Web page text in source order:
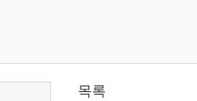
목록